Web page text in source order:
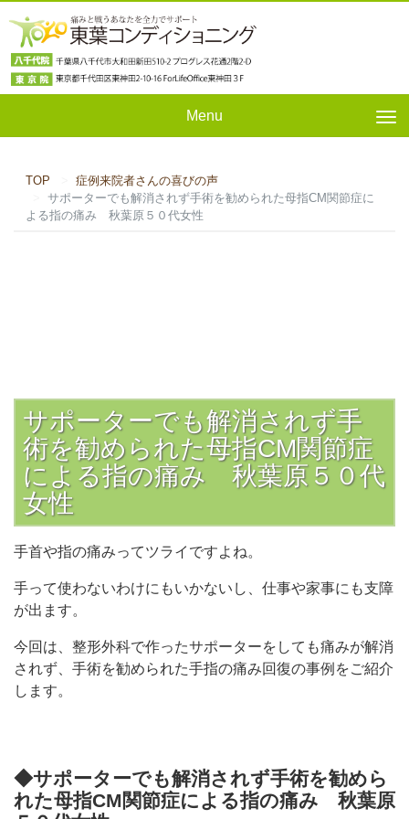
Menu
TOP
症例来院者さんの喜びの声
サポーターでも解消されず手術を勧められた母指CM関節症に
よる指の痛み 秋葉原５０代女性
サポーターでも解消されず手
術を勧められた母指CM関節症
による指の痛み 秋葉原５０代
女性
手首や指の痛みってツライですよね。
手って使わないわけにもいかないし、仕事や家事にも支障
が出ます。
今回は、整形外科で作ったサポーターをしても痛みが解消
されず、手術を勧められた手指の痛み回復の事例をご紹介
します。
◆サポーターでも解消されず手術を勧めら
れた母指CM関節症による指の痛み 秋葉原